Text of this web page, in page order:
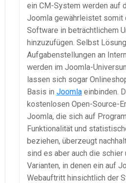
ein CM-System werden auf
Joomla gewährleistet somit
Software in beträchtlichem
hinzuzufügen. Selbst
Aufgabenstellungen an
werden im Joomla-
lassen sich sogar
Basis in Joomla einbinden.
kostenlosen Open-Source-
Joomla, die sich auf
Funktionalität und
beziehen, überzeugt
sind es aber auch die schier
Varianten, in denen ein auf
Webauftritt hinsichtlich der